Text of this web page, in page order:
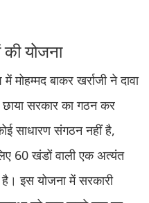
योजना
बाकर खर्राजी ने दावा
छाया सरकार का गठन कर
साधारण संगठन नहीं है,
60 खंडों वाली एक अत्यंत
इस योजना में सरकारी